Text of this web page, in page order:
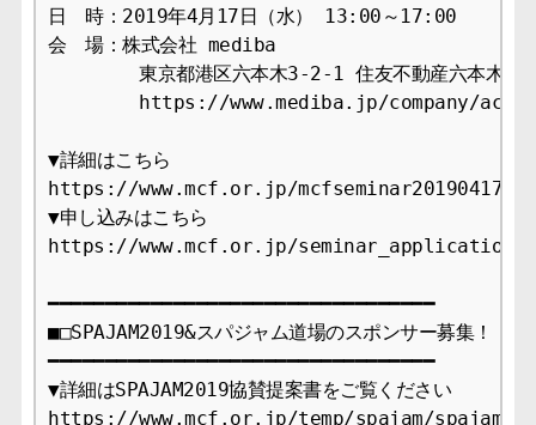
日　時：2019年4月17日（水） 13:00～17:00
会　場：株式会社 mediba
東京都港区六本木3-2-1 住友不動産六本木グ
https://www.mediba.jp/company/
▼詳細はこちら
https://www.mcf.or.jp/mcfseminar20190417/
▼申し込みはこちら
https://www.mcf.or.jp/seminar_application
━━━━━━━━━━━━━━━━━━━━━━━━━━━━━━━━━━
■□SPAJAM2019&スパジャム道場のスポンサー募集！！■□
━━━━━━━━━━━━━━━━━━━━━━━━━━━━━━━━━━
▼詳細はSPAJAM2019協賛提案書をご覧ください
https://www.mcf.or.jp/temp/spajam/